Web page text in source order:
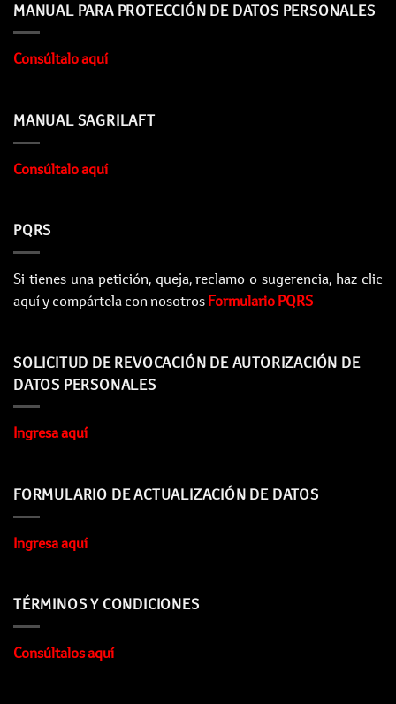
MANUAL PARA PROTECCIÓN DE DATOS PERSONALES
Consúltalo aquí
MANUAL SAGRILAFT
Consúltalo aquí
PQRS
Si tienes una petición, queja, reclamo o sugerencia, haz clic
aquí y compártela con nosotros Formulario PQRS
SOLICITUD DE REVOCACIÓN DE AUTORIZACIÓN DE
DATOS PERSONALES
Ingresa aquí
FORMULARIO DE ACTUALIZACIÓN DE DATOS
Ingresa aquí
TÉRMINOS Y CONDICIONES
Consúltalos aquí